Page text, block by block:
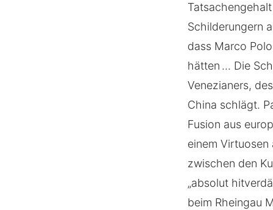
Schilderungern
dass Marco
hätten ... Die
Venezianers,
China schlägt.
Fusion aus
einem
zwischen den
„absolut
beim Rheingau